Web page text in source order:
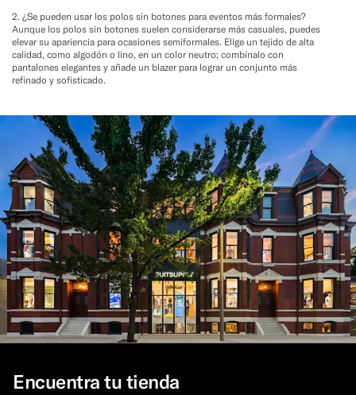
2. ¿Se pueden usar los polos sin botones para eventos más formales?
Aunque los polos sin botones suelen considerarse más casuales, puedes
elevar su apariencia para ocasiones semiformales. Elige un tejido de alta
calidad, como algodón o lino, en un color neutro; combínalo con
pantalones elegantes y añade un blazer para lograr un conjunto más
refinado y sofisticado.
Encuentra tu tienda